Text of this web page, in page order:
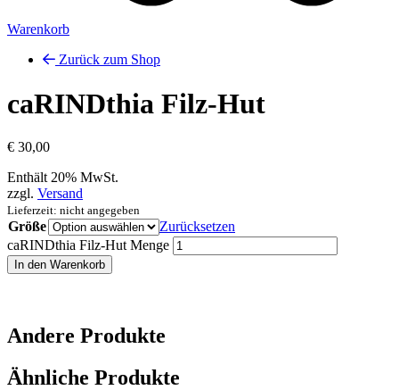
Warenkorb
Zurück zum Shop
caRINDthia Filz-Hut
€ 30,00
Enthält 20% MwSt.
zzgl. Versand
Lieferzeit: nicht angegeben
Größe
Zurücksetzen
caRINDthia Filz-Hut Menge
In den Warenkorb
Andere Produkte
Ähnliche Produkte